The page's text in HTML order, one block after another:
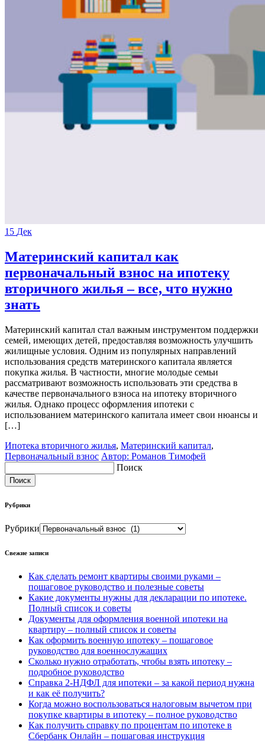
15 Дек
Материнский капитал как
первоначальный взнос на ипотеку
вторичного жилья – все, что нужно
знать
Материнский капитал стал важным инструментом поддержки
семей, имеющих детей, предоставляя возможность улучшить
жилищные условия. Одним из популярных направлений
использования средств материнского капитала является
покупка жилья. В частности, многие молодые семьи
рассматривают возможность использовать эти средства в
качестве первоначального взноса на ипотеку вторичного
жилья. Однако процесс оформления ипотеки с
использованием материнского капитала имеет свои нюансы и
[…]
Ипотека вторичного жилья, Материнский капитал,
Первоначальный взнос Автор: Романов Тимофей
Поиск
Поиск
Рубрики
Рубрики
Свежие записи
Как сделать ремонт квартиры своими руками –
пошаговое руководство и полезные советы
Какие документы нужны для декларации по ипотеке.
Полный список и советы
Документы для оформления военной ипотеки на
квартиру – полный список и советы
Как оформить военную ипотеку – пошаговое
руководство для военнослужащих
Сколько нужно отработать, чтобы взять ипотеку –
подробное руководство
Справка 2-НДФЛ для ипотеки – за какой период нужна
и как её получить?
Когда можно воспользоваться налоговым вычетом при
покупке квартиры в ипотеку – полное руководство
Как получить справку по процентам по ипотеке в
Сбербанк Онлайн – пошаговая инструкция